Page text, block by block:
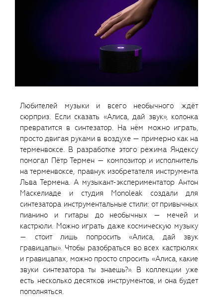
Любителей музыки и всего необычного ждёт
сюрприз. Если сказать «Алиса, дай звук», колонка
превратится в синтезатор. На нём можно играть,
просто двигая руками в воздухе — примерно как на
терменвоксе. В разработке этого режима Яндексу
помогал Пётр Термен — композитор и исполнитель
на терменвоксе, правнук изобретателя инструмента
Льва Термена. А музыкант-экспериментатор Антон
Маскелиаде и студия Monoleak создали для
синтезатора инструментальные стили: от привычных
пианино и гитары до необычных — мечей и
кастрюли. Можно играть даже космическую музыку
— стоит лишь попросить «Алиса, дай звук
гравицапы». Чтобы разобраться во всех кастрюлях
и гравицапах, можно просто спросить «Алиса, какие
звуки синтезатора ты знаешь?». В коллекции уже
есть несколько десятков инструментов, и она будет
пополняться.